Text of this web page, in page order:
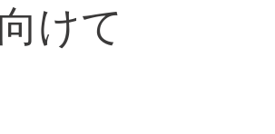
けて